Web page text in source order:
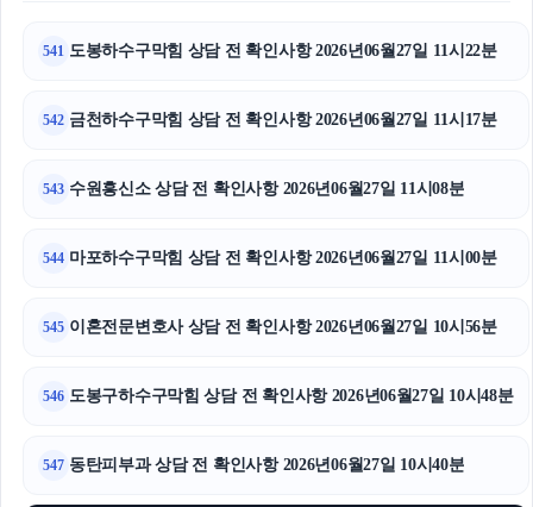
541 도봉하수구막힘 상담 전 확인사항 2026년06월27일 11시22분
542 금천하수구막힘 상담 전 확인사항 2026년06월27일 11시17분
543 수원흥신소 상담 전 확인사항 2026년06월27일 11시08분
544 마포하수구막힘 상담 전 확인사항 2026년06월27일 11시00분
545 이혼전문변호사 상담 전 확인사항 2026년06월27일 10시56분
546 도봉구하수구막힘 상담 전 확인사항 2026년06월27일 10시48분
547 동탄피부과 상담 전 확인사항 2026년06월27일 10시40분